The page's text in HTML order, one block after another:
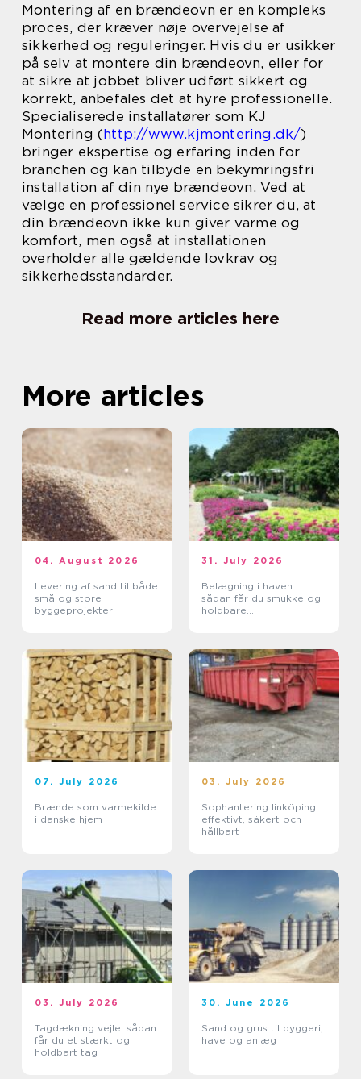
Montering af en brændeovn er en kompleks
proces, der kræver nøje overvejelse af
sikkerhed og reguleringer. Hvis du er usikker
på selv at montere din brændeovn, eller for
at sikre at jobbet bliver udført sikkert og
korrekt, anbefales det at hyre professionelle.
Specialiserede installatører som KJ
Montering (http://www.kjmontering.dk/)
bringer ekspertise og erfaring inden for
branchen og kan tilbyde en bekymringsfri
installation af din nye brændeovn. Ved at
vælge en professionel service sikrer du, at
din brændeovn ikke kun giver varme og
komfort, men også at installationen
overholder alle gældende lovkrav og
sikkerhedsstandarder.
Read more articles here
More articles
04. August 2026
Levering af sand til både
små og store
byggeprojekter
31. July 2026
Belægning i haven:
sådan får du smukke og
holdbare
07. July 2026
Brænde som varmekilde
i danske hjem
03. July 2026
Sophantering linköping
effektivt, säkert och
hållbart
03. July 2026
Tagdækning vejle: sådan
får du et stærkt og
holdbart tag
30. June 2026
Sand og grus til byggeri,
have og anlæg